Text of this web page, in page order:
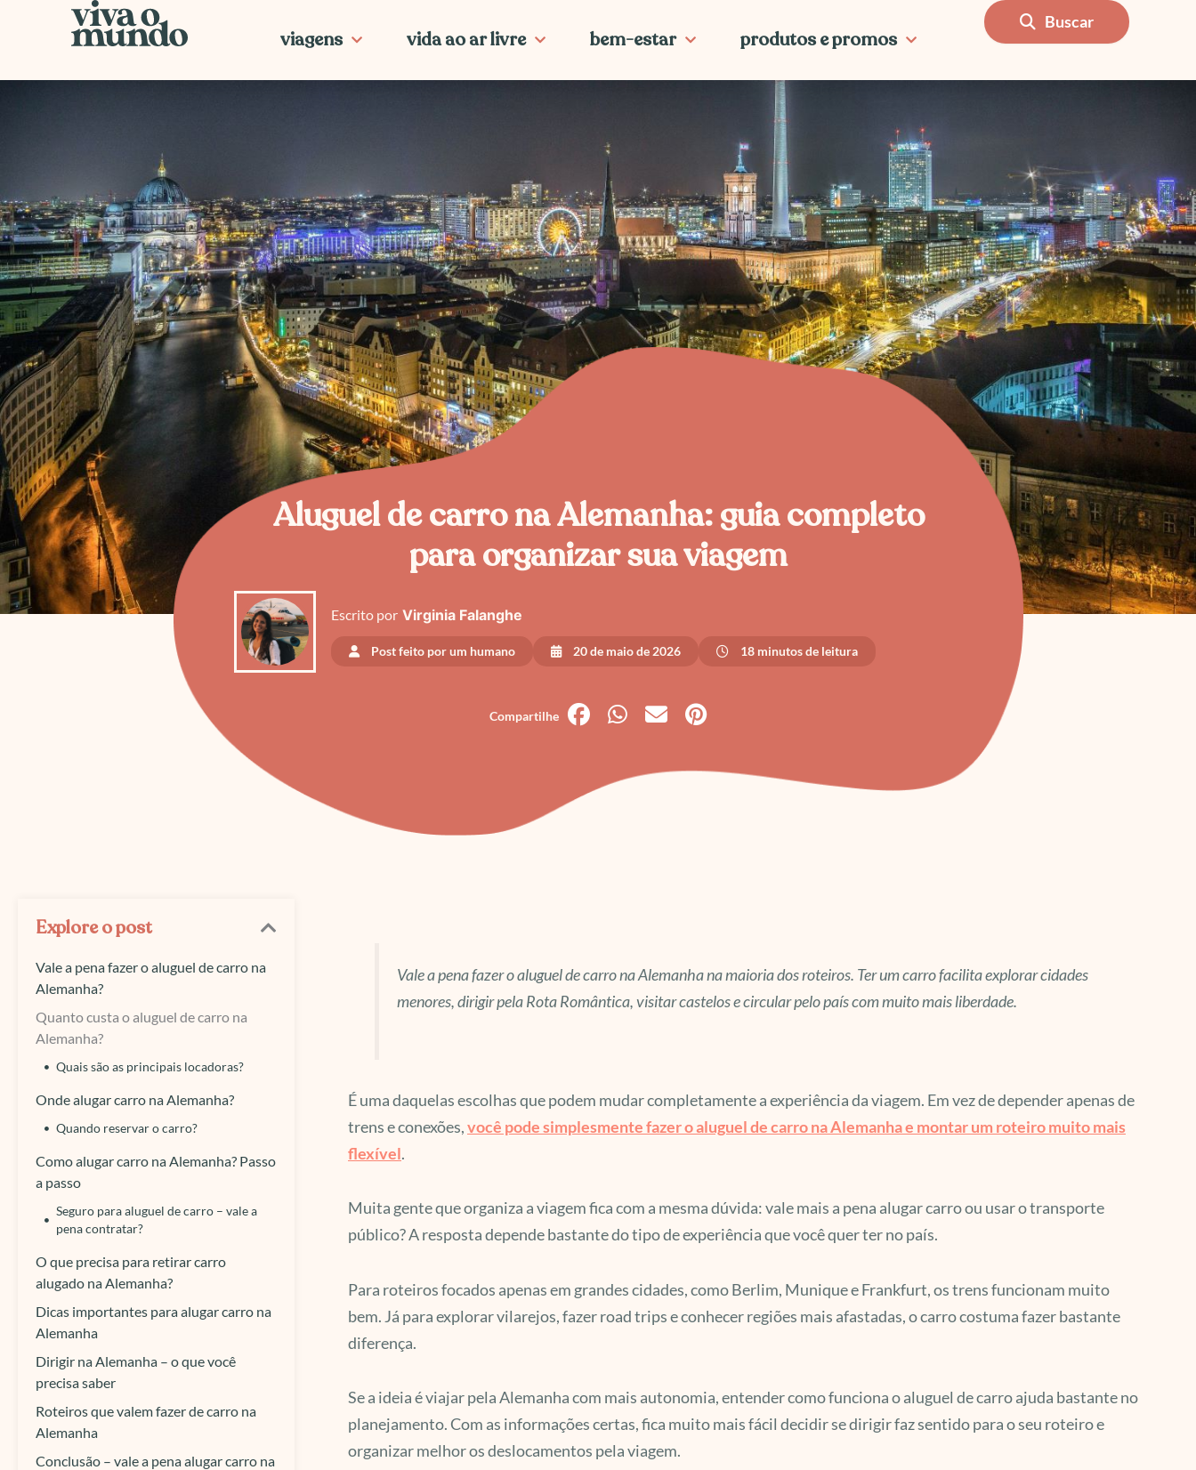
conteúdo
viagens vida ao ar livre bem-estar produtos e promos
Buscar
Aluguel de carro na Alemanha: guia completo
para organizar sua viagem
Escrito por Virginia Falanghe
Post feito por um humano 20 de maio de 2026 18 minutos de leitura
Explore o post
Vale a pena fazer o aluguel de carro na
Alemanha?
Quanto custa o aluguel de carro na
Alemanha?
Quais são as principais locadoras?
Onde alugar carro na Alemanha?
Quando reservar o carro?
Como alugar carro na Alemanha? Passo
a passo
Seguro para aluguel de carro – vale a
pena contratar?
O que precisa para retirar carro
alugado na Alemanha?
Dicas importantes para alugar carro na
Alemanha
Dirigir na Alemanha – o que você
precisa saber
Roteiros que valem fazer de carro na
Alemanha
Conclusão – vale a pena alugar carro na
Vale a pena fazer o aluguel de carro na Alemanha na maioria dos roteiros. Ter um carro facilita explorar cidades
menores, dirigir pela Rota Romântica, visitar castelos e circular pelo país com muito mais liberdade.
É uma daquelas escolhas que podem mudar completamente a experiência da viagem. Em vez de depender apenas de
trens e conexões,você pode simplesmente fazer o aluguel de carro na Alemanha e montar um roteiro muito mais
flexível.
Muita gente que organiza a viagem fica com a mesma dúvida: vale mais a pena alugar carro ou usar o transporte
público? A resposta depende bastante do tipo de experiência que você quer ter no país.
Para roteiros focados apenas em grandes cidades, como Berlim, Munique e Frankfurt, os trens funcionam muito
bem. Já para explorar vilarejos, fazer road trips e conhecer regiões mais afastadas, o carro costuma fazer bastante
diferença.
Se a ideia é viajar pela Alemanha com mais autonomia, entender como funciona o aluguel de carro ajuda bastante no
planejamento. Com as informações certas, fica muito mais fácil decidir se dirigir faz sentido para o seu roteiro e
organizar melhor os deslocamentos pela viagem.